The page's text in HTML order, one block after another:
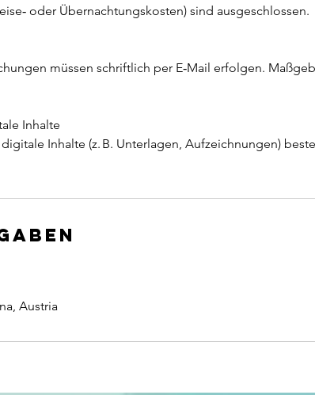
oder Übernachtungskosten) sind ausgeschlossen.
müssen schriftlich per E‑Mail erfolgen.
Inhalte
Inhalte (z. B. Unterlagen, Aufzeichnungen)
Austria